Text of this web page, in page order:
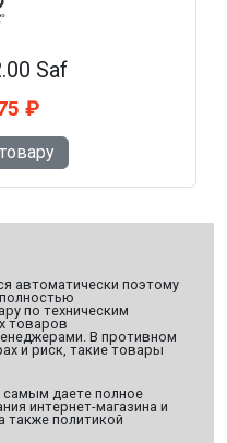
Saf
₽
автоматически поэтому
по техническим
товаров
В противном
и риск, такие товары
даете полное
интернет-магазина и
также политикой